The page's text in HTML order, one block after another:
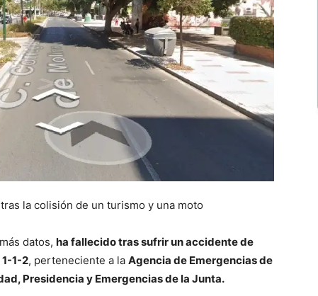
la colisión de un turismo y una moto
datos, ha fallecido tras sufrir un accidente de
1-1-2, perteneciente a la Agencia de Emergencias de
Presidencia y Emergencias de la Junta.